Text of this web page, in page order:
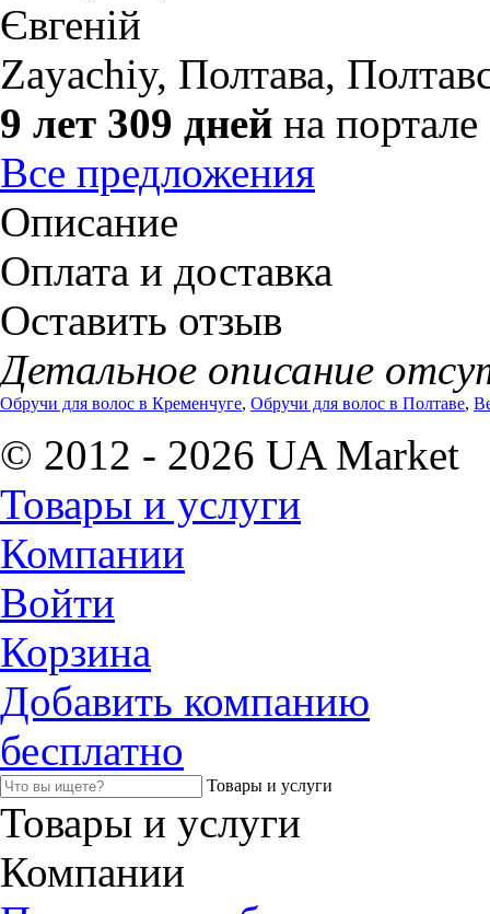
Євгеній
Zayachiy, Полтава,
9 лет 309 дней на портале
Все предложения
Описание
Оплата и доставка
Оставить отзыв
Детальное описание
Обручи для волос в Кременчуге, Обручи для волос в Полтаве,
© 2012 - 2026 UA Market
Товары и услуги
Компании
Войти
Корзина
Добавить компанию
бесплатно
Товары и услуги
Товары и услуги
Компании